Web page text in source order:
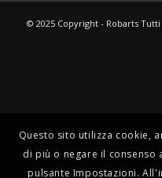
© 2025 Copyright - Robarts
Questo sito utilizza cookie,
di più o negare il consenso
pulsante Impostazioni.